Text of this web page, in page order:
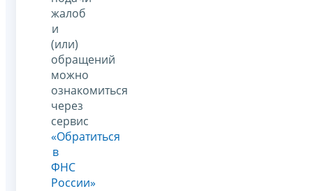
жалоб
и
(или)
обращений
можно
ознакомиться
через
сервис
«Обратиться
в
ФНС
России»